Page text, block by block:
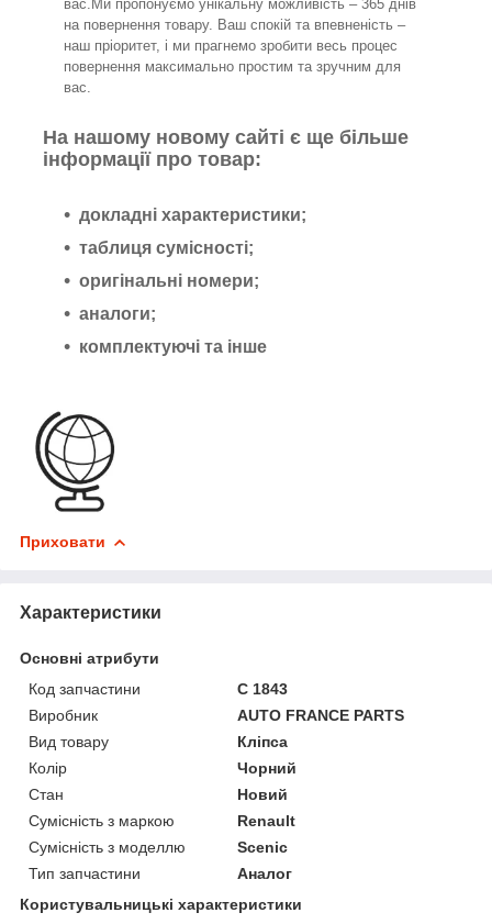
вас.Ми пропонуємо унікальну можливість – 365 днів
на повернення товару. Ваш спокій та впевненість –
наш пріоритет, і ми прагнемо зробити весь процес
повернення максимально простим та зручним для
вас.
На нашому новому сайті є ще більше
інформації про товар:
докладні характеристики;
таблиця сумісності;
оригінальні номери;
аналоги;
комплектуючі та інше
Приховати
Характеристики
Основні атрибути
Код запчастини
C 1843
Виробник
AUTO FRANCE PARTS
Вид товару
Кліпса
Колір
Чорний
Стан
Новий
Сумісність з маркою
Renault
Сумісність з моделлю
Scenic
Тип запчастини
Аналог
Користувальницькі характеристики